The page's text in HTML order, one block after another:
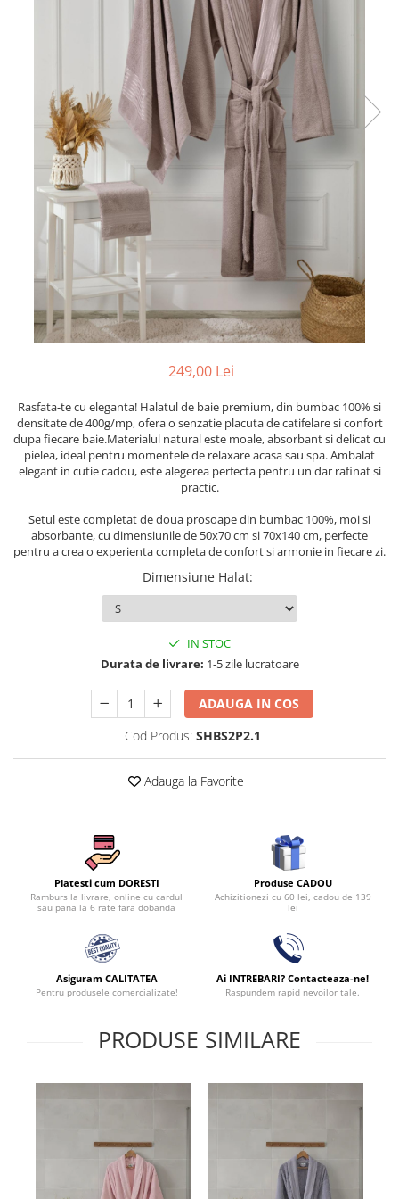
Lenjerii De Pat Creponate
Lenjerii De Pat Bumbac Poplin 2
Persoane
Lenjerii De Pat Bumbac Poplin,
Matlasate, 2 Persoane
Lenjerii De Pat Bumbac Satinat 2
Persoane
Lenjerii De Pat Volanase
Lenjerii De Pat, Finet Premium 3D,
Lenjerii De Pat Jacquard
Lenjerii De Pat Catifea
Lenjerii De Pat Cocolino
Persoane
Set Lenjerie Pat Blanita Iepure, 6
Piese, Cu Pilota Inclusa
Lenjerii De Pat Premium Collection
Set Lenjerie De Pat, 7 Piese, Cu
Pilota / Cuvertura Inclusa
Set Lenjerie De Pat Jacquard Regal,
11 Piese, Cuvertura Inclusa
Lenjerii Damasc Egiptean King Size
Lenjerii De Pat, Finet Premium, 1
Lenjerii De Pat Damasc 1 Persoana
Lenjerii De Pat, Imprimeu 3D, 1
249,00 Lei
Rasfata-te cu eleganta! Halatul de baie premium, din bumbac 100% si
densitate de 400g/mp, ofera o senzatie placuta de catifelare si confort
dupa fiecare baie.Materialul natural este moale, absorbant si delicat cu
pielea, ideal pentru momentele de relaxare acasa sau spa. Ambalat
elegant in cutie cadou, este alegerea perfecta pentru un dar rafinat si
practic.
Setul este completat de doua prosoape din bumbac 100%, moi si
absorbante, cu dimensiunile de 50x70 cm si 70x140 cm, perfecte
pentru a crea o experienta completa de confort si armonie in fiecare zi.
Dimensiune Halat:
IN STOC
Durata de livrare: 1-5 zile lucratoare
ADAUGA IN COS
Cod Produs: SHBS2P2.1
Adauga la Favorite
Platesti cum DORESTI
Ramburs la livrare, online cu cardul
sau pana la 6 rate fara dobanda
Produse CADOU
Achizitionezi cu 60 lei, cadou de 139
lei
Asiguram CALITATEA
Pentru produsele comercializate!
Ai INTREBARI? Contacteaza-ne!
Raspundem rapid nevoilor tale.
PRODUSE SIMILARE